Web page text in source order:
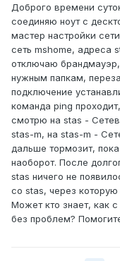
Доброго времени
соединяю ноут с
мастер настройки
сеть mshome, адреса
отключаю
нужным папкам,
подключение
команда ping проходит,
смотрю на stas -
stas-m, на stas-m -
дальше тормозит,
наоборот. После
stas ничего не
со stas, через
Может кто знает, как
без проблем?